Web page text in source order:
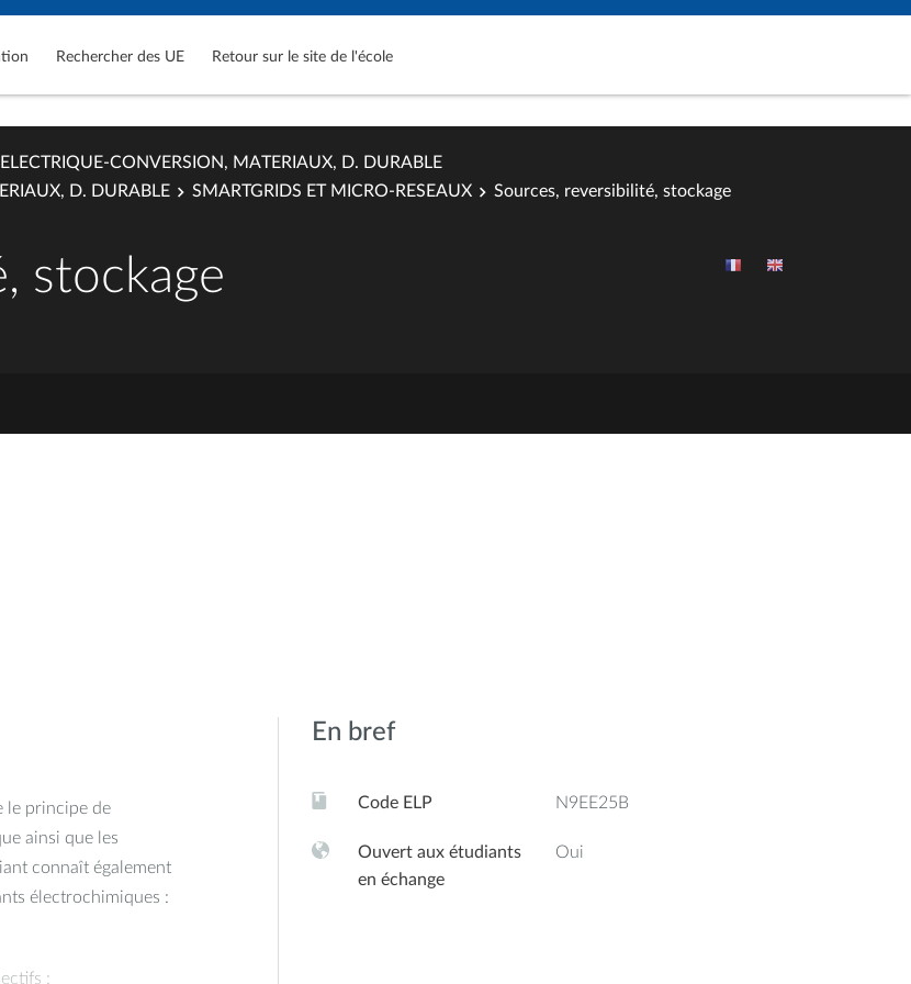
Rechercher des UE Retour sur le site de l'école
CONVERSION, MATERIAUX, D. DURABLE
D. DURABLE
SMARTGRIDS ET MICRO-RESEAUX Sources, reversibilité, stockage
stockage
principe de
ainsi que les
connaît également
électrochimiques :
:
En bref
Code ELP N9EE25B
Ouvert aux étudiants
en échange
Oui